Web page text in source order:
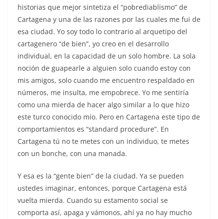
historias que mejor sintetiza el “pobrediablismo” de
Cartagena y una de las razones por las cuales me fui de
esa ciudad. Yo soy todo lo contrario al arquetipo del
cartagenero “de bien”, yo creo en el desarrollo
individual, en la capacidad de un solo hombre. La sola
noción de guapearle a alguien solo cuando estoy con
mis amigos, solo cuando me encuentro respaldado en
números, me insulta, me empobrece. Yo me sentiría
como una mierda de hacer algo similar a lo que hizo
este turco conocido mío. Pero en Cartagena este tipo de
comportamientos es “standard procedure”. En
Cartagena tú no te metes con un individuo, te metes
con un bonche, con una manada.
Y esa es la “gente bien” de la ciudad. Ya se pueden
ustedes imaginar, entonces, porque Cartagena está
vuelta mierda. Cuando su estamento social se
comporta así, apaga y vámonos, ahí ya no hay mucho